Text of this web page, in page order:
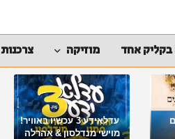
בקליק אחד מוזיקה צרכנות
עדלאידע 3 עכשיו באוויר!
מוישי מנדלסון & אהרלה